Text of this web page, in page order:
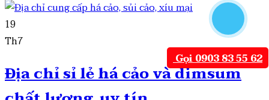
19
Th7
Địa chỉ sỉ lẻ há cảo và dimsum
Gọi 0903 83 55 62